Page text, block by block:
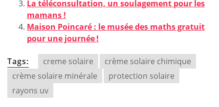
La téléconsultation, un soulagement pour les
mamans !
Maison Poincaré : le musée des maths gratuit
pour une journée !
Tags: creme solaire
crème solaire chimique
crème solaire minérale
protection solaire
rayons uv